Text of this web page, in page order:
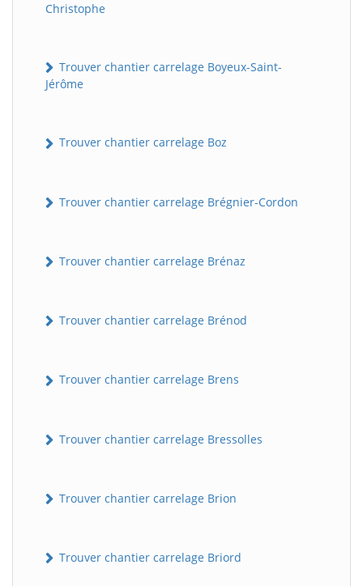
Christophe
Trouver chantier carrelage Boyeux-Saint-
Jérôme
Trouver chantier carrelage Boz
Trouver chantier carrelage Brégnier-Cordon
Trouver chantier carrelage Brénaz
Trouver chantier carrelage Brénod
Trouver chantier carrelage Brens
Trouver chantier carrelage Bressolles
Trouver chantier carrelage Brion
Trouver chantier carrelage Briord